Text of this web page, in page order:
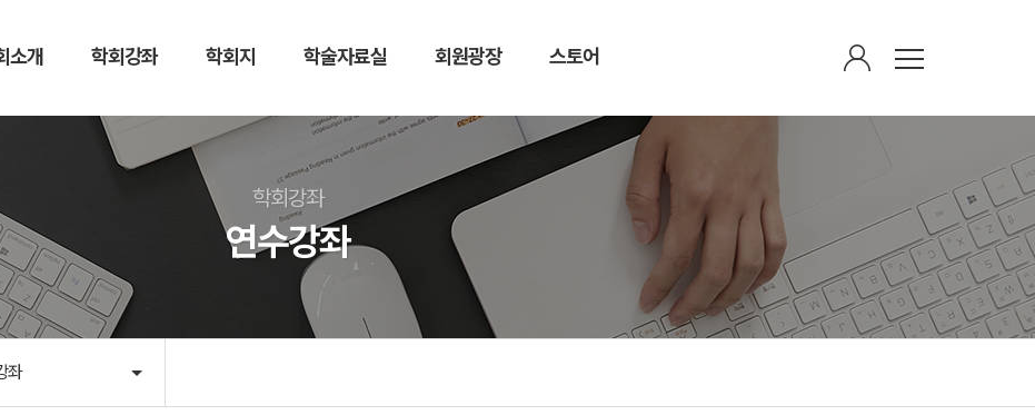
소개 학회강좌 학회지 학술자료실 회원광장 스토어
학회지
학술자료실
한방비만치료
세미나자료실
뉴스레터
회원광장
정회원 한의원 검색
감로수
가볍다(茶)
산삼비만약침
유산균(바울케어 알엑스)
식이섬유(파인실)
학회강좌
연수강좌
좌